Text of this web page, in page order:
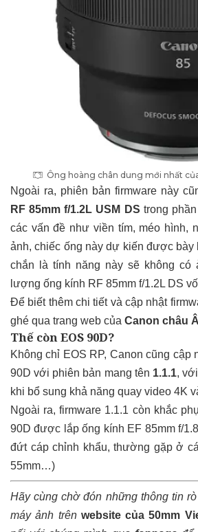
Ông hoàng chân dung mới nhất
Ngoài ra, phiên bản firmware này
RF 85mm f/1.2L USM DS trong
các vấn đề như viền tím, méo hình,
ảnh, chiếc ống này dự kiến được
chắn là tính năng này sẽ không có
lượng ống kính RF 85mm f/1.2L DS
Để biết thêm chi tiết và cập nhật
ghé qua trang web của Canon châu
Thế còn EOS 90D?
Không chỉ EOS RP, Canon cũng cập
90D với phiên bản mang tên 1.1.1,
khi bổ sung khả năng quay video 4K
Ngoài ra, firmware 1.1.1 còn khắc
90D được lắp ống kính EF 85mm f/
đứt cáp chỉnh khẩu, thường gặp ở
55mm…)
Hãy cùng chờ đón những thông tin
máy ảnh trên website của 50mm